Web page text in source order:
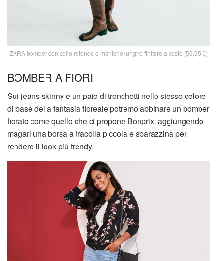
ZARA bomber con collo rotondo e maniche lunghe finiture a coste (59,95 €)
BOMBER A FIORI
Sui jeans skinny e un paio di tronchetti nello stesso colore
di base della fantasia floreale potremo abbinare un bomber
fiorato come quello che ci propone Bonprix, aggiungendo
magari una borsa a tracolla piccola e sbarazzina per
rendere il look più trendy.